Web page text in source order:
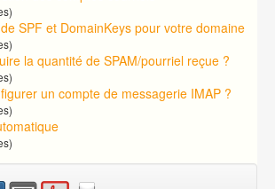
SPF et DomainKeys pour votre domaine
la quantité de SPAM/pourriel reçue ?
un compte de messagerie IMAP ?